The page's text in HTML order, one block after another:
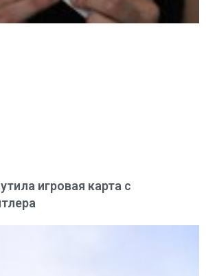
игровая карта с